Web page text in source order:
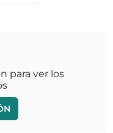
para ver los